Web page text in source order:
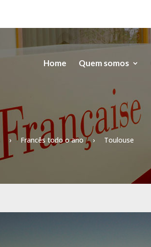
Home Quem somos
› Francês todo o ano › Toulouse